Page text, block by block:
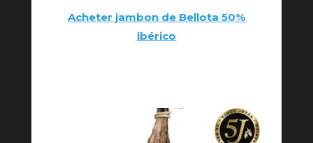
Acheter jambon de Bellota 50%
ibérico